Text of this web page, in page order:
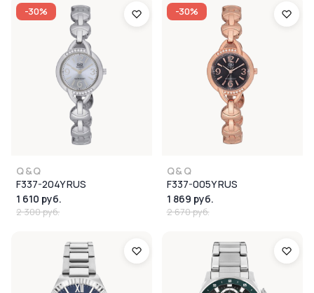
-30%
Q&Q
F337-204Y RUS
1 610 руб.
2 300 руб.
-30%
Q&Q
F337-005Y RUS
1 869 руб.
2 670 руб.